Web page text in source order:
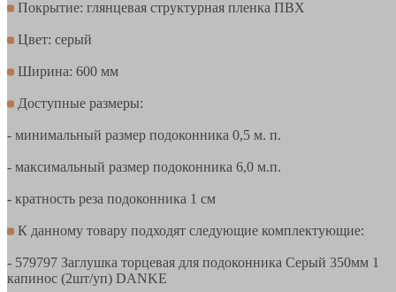
Покрытие: глянцевая структурная пленка ПВХ
Цвет: серый
Ширина: 600 мм
Доступные размеры:
- минимальный размер подоконника 0,5 м. п.
- максимальный размер подоконника 6,0 м.п.
- кратность реза подоконника 1 см
К данному товару подходят следующие комплектующие:
- 579797 Заглушка торцевая для подоконника Серый 350мм 1
капинос (2шт/уп) DANKE